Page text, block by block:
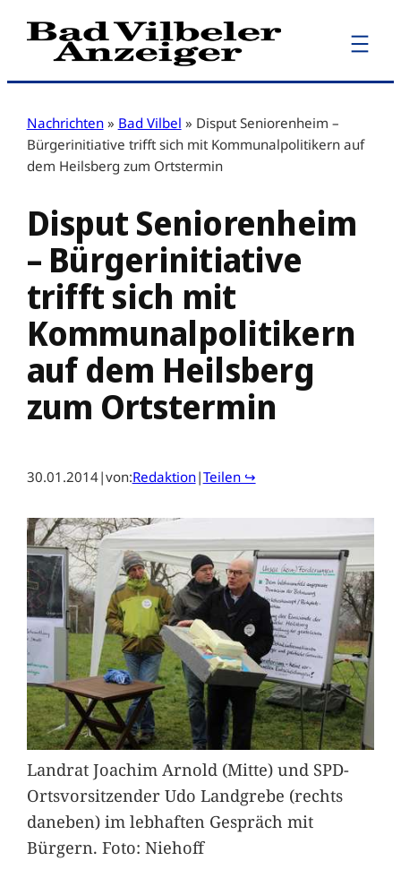
Zum
Inhalt
Nachrichten » Bad Vilbel » Disput Seniorenheim –
Bürgerinitiative trifft sich mit Kommunalpolitikern auf
dem Heilsberg zum Ortstermin
Disput Seniorenheim
– Bürgerinitiative
trifft sich mit
Kommunalpolitikern
auf dem Heilsberg
zum Ortstermin
30.01.2014|von:Redaktion|Teilen ↪
Landrat Joachim Arnold (Mitte) und SPD-
Ortsvorsitzender Udo Landgrebe (rechts
daneben) im lebhaften Gespräch mit
Bürgern. Foto: Niehoff